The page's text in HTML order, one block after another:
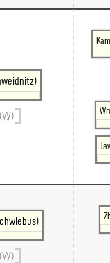
(W)
(W)